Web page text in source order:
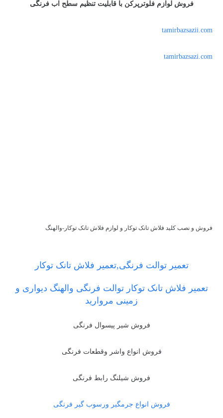
فروش لوازم فلوترپرکن با قابلیت تنظیم سطح اب فرنگی
tamirbazsazii.com
tamirbazsazi.com
فروش و نصب کلید فلاش تانک توکار و لوازم فلاش تانک توکار-والهنگ
تعمیر توالت فرنگی,تعمیر فلاش تانک توکار
تعمیر فلاش تانک توکار توالت فرنگی والهنگ دیواری و
زمینی مروارید
فروش شیر پیسوال فرنگی
فروش انواع واشر وقطعات فرنگی
فروش شیلنگ رابط فرنگی
فروش انواع جرمگیر ورسوب گیر فرنگی